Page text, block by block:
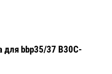
для bbp35/37 B30C-